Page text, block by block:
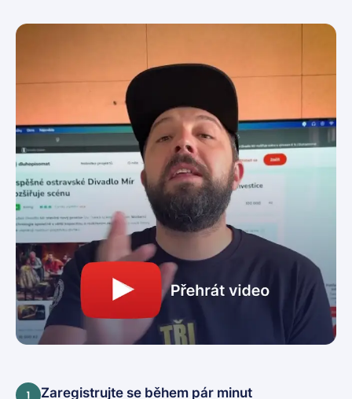
Zaregistrujte se během pár minut